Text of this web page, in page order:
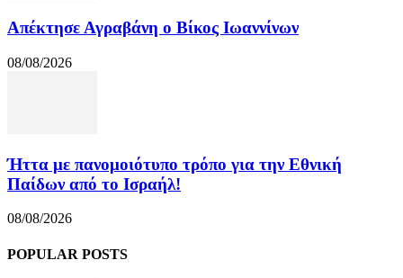
Απέκτησε Αγραβάνη ο Βίκος Ιωαννίνων
08/08/2026
Ήττα με πανομοιότυπο τρόπο για την Εθνική
Παίδων από το Ισραήλ!
08/08/2026
POPULAR POSTS